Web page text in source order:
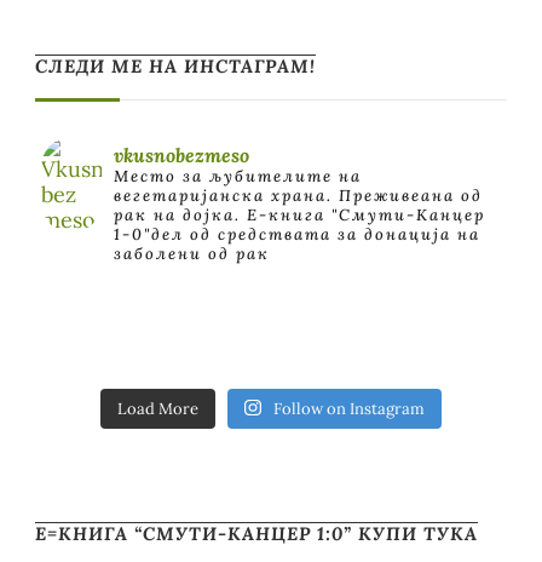
СЛЕДИ МЕ НА ИНСТАГРАМ!
vkusnobezmeso
Место за љубителите на
вегетаријанска храна. Преживеана од
рак на дојка. E-книга "Смути-Канцер
1-0"дел од средствата за донација на
заболени од рак
Load More Follow on Instagram
Е=КНИГА “СМУТИ-КАНЦЕР 1:0” КУПИ ТУКА